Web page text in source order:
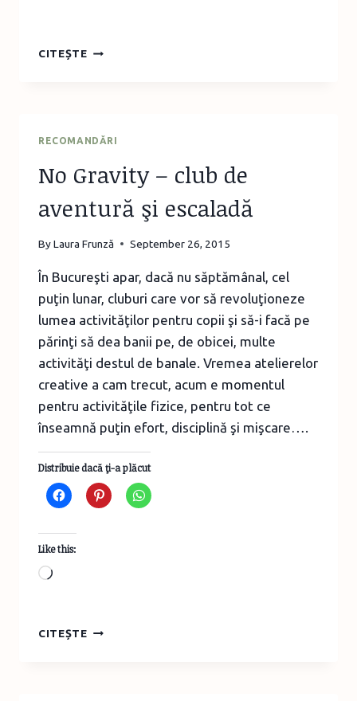
CITEȘTEDEZVOLTAREA
RECOMANDĂRI
No Gravity – club de
aventură şi escaladă
ByLaura Frunză September 26, 2015
În Bucureşti apar, dacă nu săptămânal, cel
puţin lunar, cluburi care vor să revoluţioneze
lumea activităţilor pentru copii şi să-i facă pe
părinţi să dea banii pe, de obicei, multe
activităţi destul de banale. Vremea atelierelor
creative a cam trecut, acum e momentul
pentru activităţile fizice, pentru tot ce
înseamnă puţin efort, disciplină şi mişcare….
Distribuie dacă ţi-a plăcut
Like this:
Loading…
CITEȘTENO